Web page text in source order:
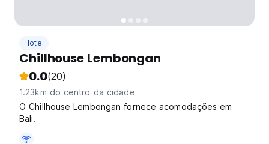
Hotel
Chillhouse Lembongan
0.0(20)
1.23km do centro da cidade
O Chillhouse Lembongan fornece acomodações em
Bali.